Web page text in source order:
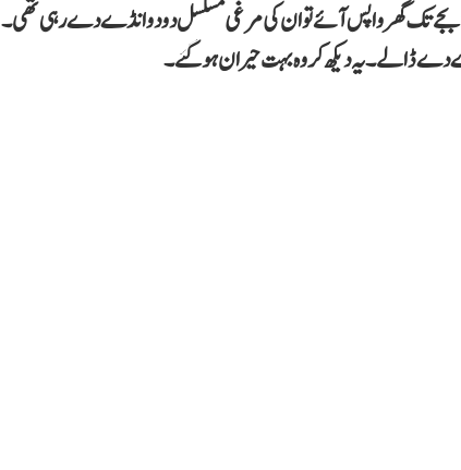
گریش چندر نے بتایا کہ اتوار 25 دسمبر کو جب وہ شام 5 بجے تک گھر واپس آئے تو ان کی مرغی مسلسل دو دو انڈے دے رہی تھی۔